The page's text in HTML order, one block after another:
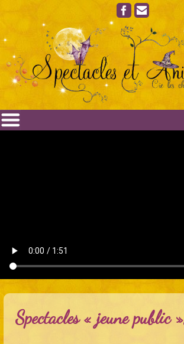
Spectacles « jeune public